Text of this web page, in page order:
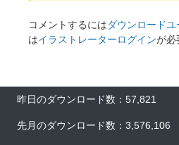
コメントするにはダウンロード
はイラストレーターログインが必
昨日のダウンロード数：57,821
先月のダウンロード数：3,576,106